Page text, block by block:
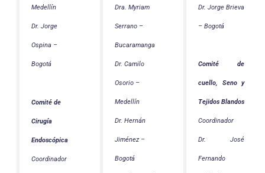
Medellín
Dr. Jorge
Ospina –
Bogotá
Comité de
Cirugía
Endoscópica
Coordinador
Dra. Myriam
Serrano –
Bucaramanga
Dr. Camilo
Osorio –
Medellín
Dr. Hernán
Jiménez –
Bogotá
Dr. Jorge Brieva
– Bogotá
Comité de
cuello, Seno y
Tejidos Blandos
Coordinador
Dr. José
Fernando